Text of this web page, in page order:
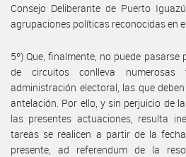
Consejo Deliberante de Puerto
agrupaciones políticas reconocidas en
5º) Que, finalmente, no puede
de circuitos conlleva
administración electoral, las que
antelación. Por ello, y sin perjuicio de
las presentes actuaciones, resulta
tareas se realicen a partir de la
presente, ad referendum de la